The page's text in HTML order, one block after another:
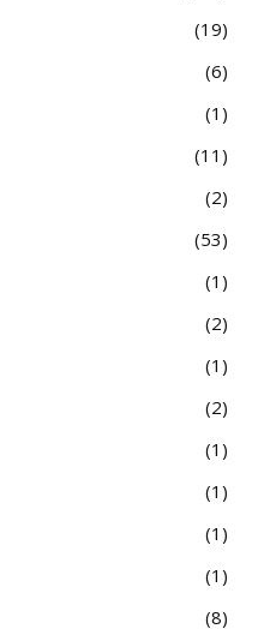
19
6
1
11
2
53
1
2
1
2
1
1
1
1
8